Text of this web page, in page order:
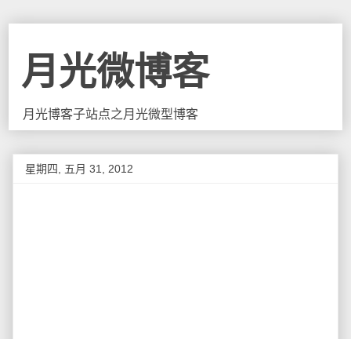
月光微博客
月光博客子站点之月光微型博客
星期四, 五月 31, 2012